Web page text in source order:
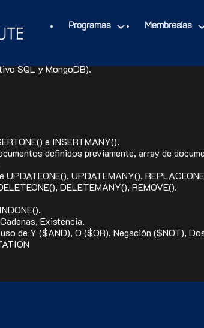
Programas Membresías
SQL y MongoDB).
e INSERTMANY().
definidos previamente, array de
UPDATEMANY(),
DELETEMANY(), REMOVE().
Existencia.
de Y ($AND), O ($OR), Negación ($NOT),